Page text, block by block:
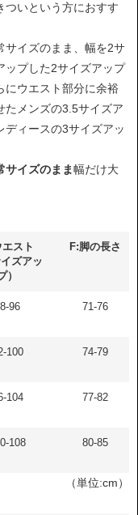
ついという方におすす
サイズのまま、幅を2サ
ップした2サイズアップ
にウエスト部分に余裕
たメンズの3.5サイズア
ディースの3サイズアッ
サイズのまま幅だけ大
エスト
ズアッ
）
F:脚の長さ
96 71-76
100 74-79
104 77-82
108 80-85
（単位:cm）